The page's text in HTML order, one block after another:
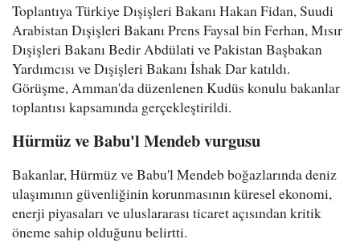
Toplantıya Türkiye Dışişleri Bakanı Hakan Fidan, Suudi
Arabistan Dışişleri Bakanı Prens Faysal bin Ferhan, Mısır
Dışişleri Bakanı Bedir Abdülati ve Pakistan Başbakan
Yardımcısı ve Dışişleri Bakanı İshak Dar katıldı.
Görüşme, Amman'da düzenlenen Kudüs konulu bakanlar
toplantısı kapsamında gerçekleştirildi.
Hürmüz ve Babu'l Mendeb vurgusu
Bakanlar, Hürmüz ve Babu'l Mendeb boğazlarında deniz
ulaşımının güvenliğinin korunmasının küresel ekonomi,
enerji piyasaları ve uluslararası ticaret açısından kritik
öneme sahip olduğunu belirtti.